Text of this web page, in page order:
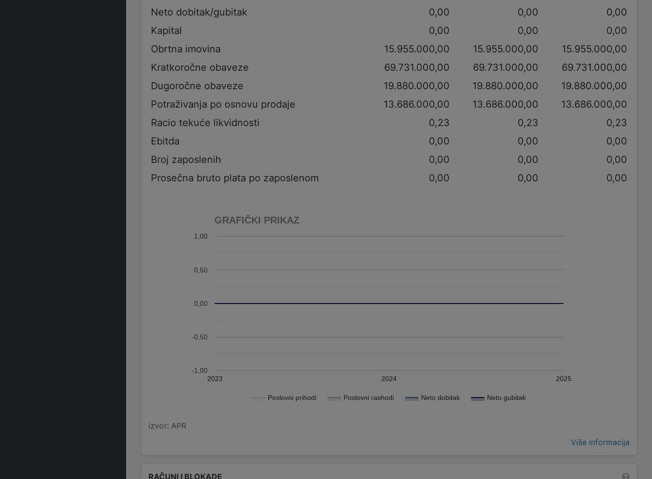
Neto dobitak/gubitak
0,00 0,00
0,00
Kapital
0,00 0,00
0,00
Obrtna imovina
15.955.000,00 15.955.000,00
15.955.000,00
Kratkoročne obaveze
69.731.000,00 69.731.000,00
69.731.000,00
Dugoročne obaveze
19.880.000,00 19.880.000,00
19.880.000,00
Potraživanja po osnovu prodaje
13.686.000,00 13.686.000,00
13.686.000,00
Racio tekuće likvidnosti
0,23 0,23
0,23
Ebitda
0,00 0,00
0,00
Broj zaposlenih
0,00 0,00
0,00
Prosečna bruto plata po zaposlenom
0,00 0,00 0,00
GRAFIČKI PRIKAZ
Poslovni prihodi Poslovni rashodi Neto dobitak Neto gubitak
2023 2024 2025
-1,00
-0,50
0,00
0,50
1,00
izvor: APR
Više informacija
RAČUNI I BLOKADE